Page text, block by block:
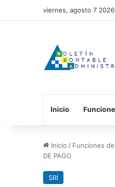
viernes, agosto 7 2026
Inicio
Inicio / Funciones
DE PAGO
SRI